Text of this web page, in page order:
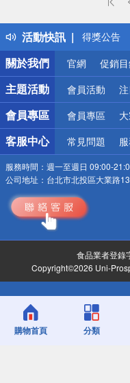
活動快訊
偏遠地區配
詐騙網頁
得獎公告
熱門話題
銀行優惠
偏遠地區
詐騙網頁！
關於我們
官網 促銷
主題活動 會員活動
會員專區 會員專區
客服中心 常見問題
服務時間： 週一至週日 09:00-
公司地址： 台北市北投區大業路
食品業者登錄
Copyright©2026 Uni-
購物首頁 分類